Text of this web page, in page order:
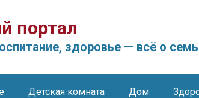
портал
здоровье — всё о
Детская комната Дом